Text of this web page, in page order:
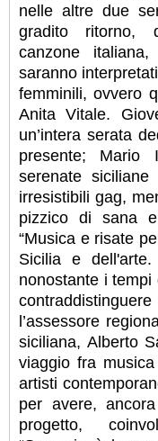
nelle altre due
gradito ritorno,
canzone
saranno
femminili, ovvero
Anita Vitale.
un’intera serata
presente; Mario
serenate
irresistibili gag,
pizzico di sana
“Musica e risate
Sicilia e
nonostante i
l’assessore
siciliana, Alberto
viaggio fra
artisti
per avere,
progetto,